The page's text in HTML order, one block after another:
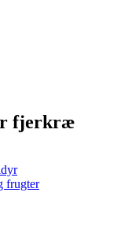
fjerkræ
frugter